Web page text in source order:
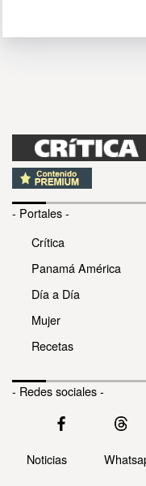
- Portales -
Crítica
Panamá América
Día a Día
Mujer
Recetas
- Redes sociales -
Noticias